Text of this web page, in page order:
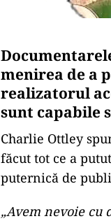
menirea de a
realizatorul
sunt capabile
Charlie Ottley
făcut tot ce a
puternică de
„Avem nevoie cu